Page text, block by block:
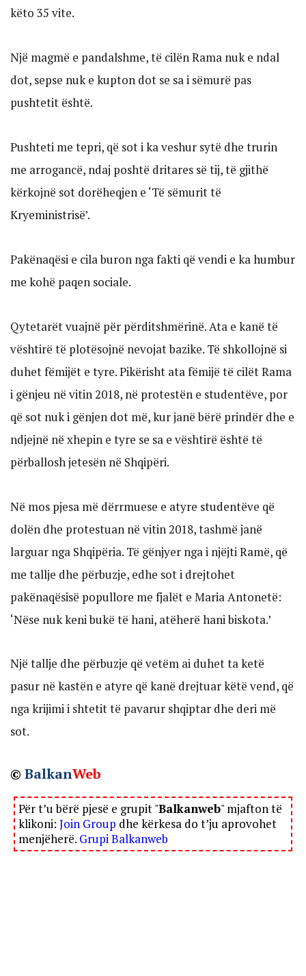
këto 35 vite.
Një magmë e pandalshme, të cilën Rama nuk e ndal
dot, sepse nuk e kupton dot se sa i sëmurë pas
pushtetit është.
Pushteti me tepri, që sot i ka veshur sytë dhe trurin
me arrogancë, ndaj poshtë dritares së tij, të gjithë
kërkojnë sot dorëheqjen e ‘Të sëmurit të
Kryeministrisë’.
Pakënaqësi e cila buron nga fakti që vendi e ka humbur
me kohë paqen sociale.
Qytetarët vuajnë për përditshmërinë. Ata e kanë të
vështirë të plotësojnë nevojat bazike. Të shkollojnë si
duhet fëmijët e tyre. Pikërisht ata fëmijë të cilët Rama
i gënjeu në vitin 2018, në protestën e studentëve, por
që sot nuk i gënjen dot më, kur janë bërë prindër dhe e
ndjejnë në xhepin e tyre se sa e vështirë është të
përballosh jetesën në Shqipëri.
Në mos pjesa më dërrmuese e atyre studentëve që
dolën dhe protestuan në vitin 2018, tashmë janë
larguar nga Shqipëria. Të gënjyer nga i njëjti Ramë, që
me tallje dhe përbuzje, edhe sot i drejtohet
pakënaqësisë popullore me fjalët e Maria Antonetë:
‘Nëse nuk keni bukë të hani, atëherë hani biskota.’
Një tallje dhe përbuzje që vetëm ai duhet ta ketë
pasur në kastën e atyre që kanë drejtuar këtë vend, që
nga krijimi i shtetit të pavarur shqiptar dhe deri më
sot.
© BalkanWeb
Për t’u bërë pjesë e grupit "Balkanweb" mjafton të
klikoni: Join Group dhe kërkesa do t’ju aprovohet
menjëherë. Grupi Balkanweb